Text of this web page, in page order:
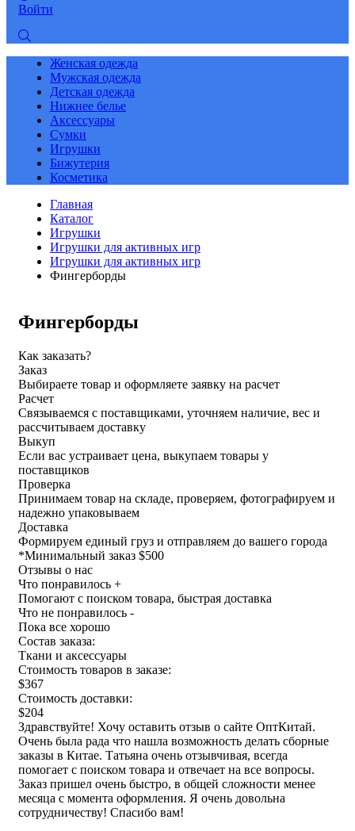
Войти
Женская одежда
Мужская одежда
Детская одежда
Нижнее белье
Аксессуары
Сумки
Игрушки
Бижутерия
Косметика
Главная
Каталог
Игрушки
Игрушки для активных игр
Игрушки для активных игр
Фингерборды
Фингерборды
Как заказать?
Заказ
Выбираете товар и оформляете заявку на расчет
Расчет
Связываемся с поставщиками, уточняем наличие, вес и
рассчитываем доставку
Выкуп
Если вас устраивает цена, выкупаем товары у
поставщиков
Проверка
Принимаем товар на складе, проверяем, фотографируем и
надежно упаковываем
Доставка
Формируем единый груз и отправляем до вашего города
*Минимальный заказ $500
Отзывы о нас
Что понравилось +
Помогают с поиском товара, быстрая доставка
Что не понравилось -
Пока все хорошо
Состав заказа:
Ткани и аксессуары
Стоимость товаров в заказе:
$367
Стоимость доставки:
$204
Здравствуйте! Хочу оставить отзыв о сайте ОптКитай.
Очень была рада что нашла возможность делать сборные
заказы в Китае. Татьяна очень отзывчивая, всегда
помогает с поиском товара и отвечает на все вопросы.
Заказ пришел очень быстро, в общей сложности менее
месяца с момента оформления. Я очень довольна
сотрудничеству! Спасибо вам!